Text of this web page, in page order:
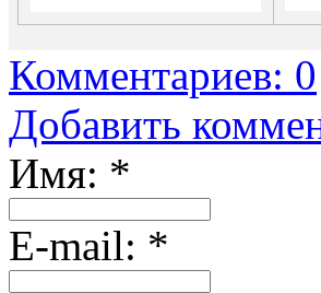
Комментариев: 0
Добавить
Имя: *
Е-mail: *